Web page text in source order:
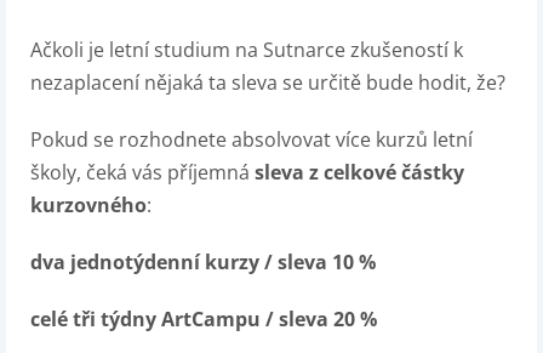
Ačkoli je letní studium na Sutnarce zkušeností k
nezaplacení nějaká ta sleva se určitě bude hodit, že?
Pokud se rozhodnete absolvovat více kurzů letní
školy, čeká vás příjemná sleva z celkové částky
kurzovného:
dva jednotýdenní kurzy / sleva 10 %
celé tři týdny ArtCampu / sleva 20 %